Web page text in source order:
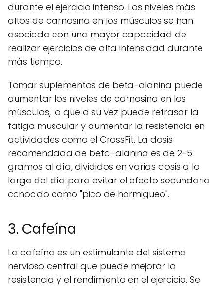
durante el ejercicio intenso. Los niveles más
altos de carnosina en los músculos se han
asociado con una mayor capacidad de
realizar ejercicios de alta intensidad durante
más tiempo.
Tomar suplementos de beta-alanina puede
aumentar los niveles de carnosina en los
músculos, lo que a su vez puede retrasar la
fatiga muscular y aumentar la resistencia en
actividades como el CrossFit. La dosis
recomendada de beta-alanina es de 2-5
gramos al día, divididos en varias dosis a lo
largo del día para evitar el efecto secundario
conocido como "pico de hormigueo".
3. Cafeína
La cafeína es un estimulante del sistema
nervioso central que puede mejorar la
resistencia y el rendimiento en el ejercicio. Se